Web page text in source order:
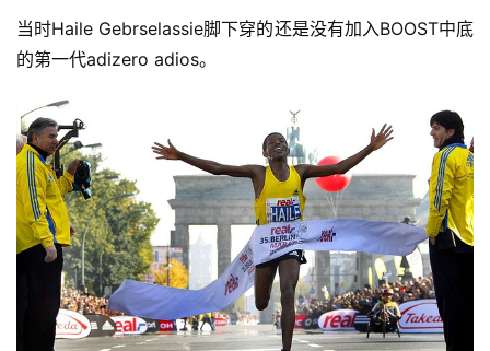
观
察
装
备
训
练
当时Haile Gebrselassie脚下穿的还是没有加入BOOST中底
的第一代adizero adios。